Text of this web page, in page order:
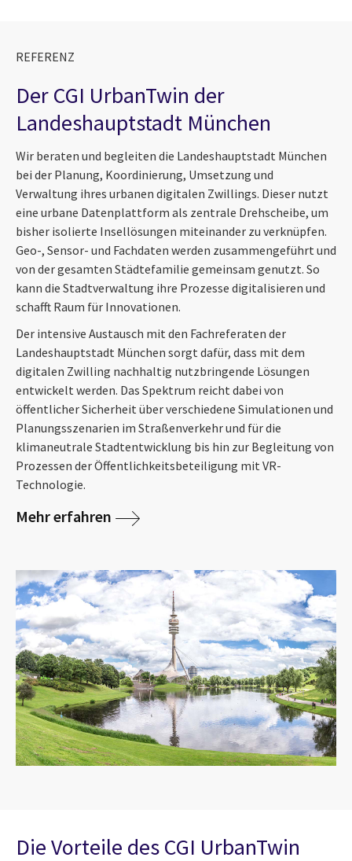
REFERENZ
Der CGI UrbanTwin der
Landeshauptstadt München
Wir beraten und begleiten die Landeshauptstadt München
bei der Planung, Koordinierung, Umsetzung und
Verwaltung ihres urbanen digitalen Zwillings. Dieser nutzt
eine urbane Datenplattform als zentrale Drehscheibe, um
bisher isolierte Insellösungen miteinander zu verknüpfen.
Geo-, Sensor- und Fachdaten werden zusammengeführt und
von der gesamten Städtefamilie gemeinsam genutzt. So
kann die Stadtverwaltung ihre Prozesse digitalisieren und
schafft Raum für Innovationen.
Der intensive Austausch mit den Fachreferaten der
Landeshauptstadt München sorgt dafür, dass mit dem
digitalen Zwilling nachhaltig nutzbringende Lösungen
entwickelt werden. Das Spektrum reicht dabei von
öffentlicher Sicherheit über verschiedene Simulationen und
Planungsszenarien im Straßenverkehr und für die
klimaneutrale Stadtentwicklung bis hin zur Begleitung von
Prozessen der Öffentlichkeitsbeteiligung mit VR-
Technologie.
Mehr erfahren
Die Vorteile des CGI UrbanTwin